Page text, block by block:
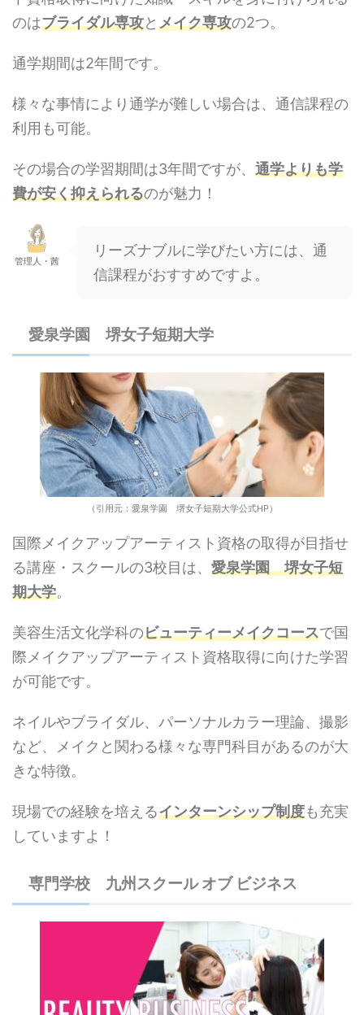
のはブライダル専攻とメイク専攻の2つ。
通学期間は2年間です。
様々な事情により通学が難しい場合は、通信課程の
利用も可能。
その場合の学習期間は3年間ですが、 通学よりも学
費が安く抑えられるのが魅力！
管理人・茜
リーズナブルに学びたい方には、通
信課程がおすすめですよ。
愛泉学園 堺女子短期大学
（引用元：愛泉学園 堺女子短期大学公式HP）
国際メイクアップアーティスト資格の取得が目指せ
る講座・スクールの3校目は、 愛泉学園 堺女子短
期大学。
美容生活文化学科のビューティーメイクコースで国
際メイクアップアーティスト資格取得に向けた学習
が可能です。
ネイルやブライダル、パーソナルカラー理論、撮影
など、メイクと関わる様々な専門科目があるのが大
きな特徴。
現場での経験を培えるインターンシップ制度も充実
していますよ！
専門学校 九州スクール オブ ビジネス